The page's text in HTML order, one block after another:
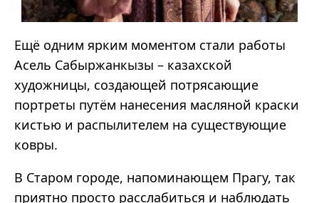
Ещё одним ярким моментом стали работы
Асель Сабыржанкызы – казахской
художницы, создающей потрясающие
портреты путём нанесения масляной краски
кистью и распылителем на существующие
ковры.
В Старом городе, напоминающем Прагу, так
приятно просто расслабиться и наблюдать